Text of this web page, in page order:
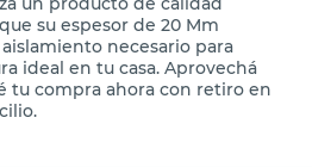
su espesor de 20 Mm
necesario para
ideal en tu casa. Aprovechá
tu compra ahora con retiro en